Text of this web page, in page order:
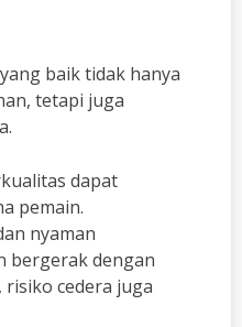
baik tidak hanya
tetapi juga
dapat
pemain.
nyaman
bergerak dengan
risiko cedera juga